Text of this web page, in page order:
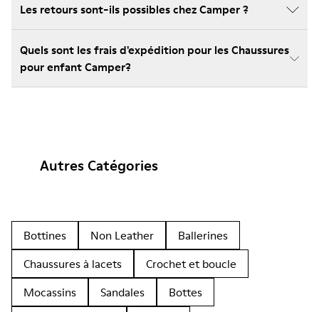
Les retours sont-ils possibles chez Camper ?
Quels sont les frais d'expédition pour les Chaussures
pour enfant Camper?
Autres Catégories
Bottines Non Leather
Ballerines
Chaussures à lacets
Crochet et boucle
Mocassins
Sandales
Bottes